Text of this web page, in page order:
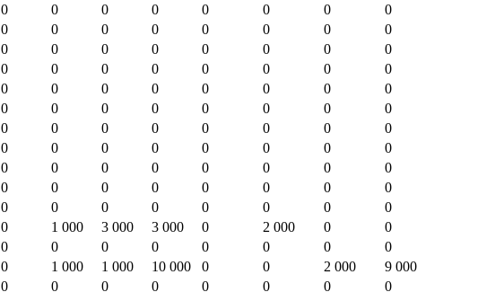
0 0 0 0 0 0 0
0
0 0 0 0 0 0 0
0
0 0 0 0 0 0 0
0
0 0 0 0 0 0 0
0
0 0 0 0 0 0 0
0
0 0 0 0 0 0 0
0
0 0 0 0 0 0 0
0
0 0 0 0 0 0 0
0
0 0 0 0 0 0 0
0
0 0 0 0 0 0 0
0
0 0 0 0 0 0 0
0
0 1 000 3 000 3 000 0 2 000 0
0
0 0 0 0 0 0 0
0
0 1 000 1 000 10 000 0 0 2 000
9 000
0 0 0 0 0 0 0
0